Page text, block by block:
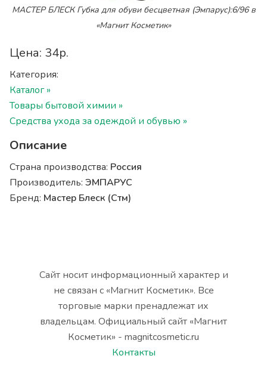
МАСТЕР БЛЕСК Губка для обуви бесцветная (Эмпарус):6/96 в
«Магнит Косметик»
Цена: 34р.
Категория:
Каталог »
Товары бытовой химии »
Средства ухода за одеждой и обувью »
Описание
Страна производства: Россия
Производитель:ЭМПАРУС
Бренд: Мастер Блеск (Стм)
Сайт носит информационный характер и
не связан с «Магнит Косметик». Все
торговые марки пренадлежат их
владельцам. Официальный сайт «Магнит
Косметик» - magnitcosmetic.ru
Контакты